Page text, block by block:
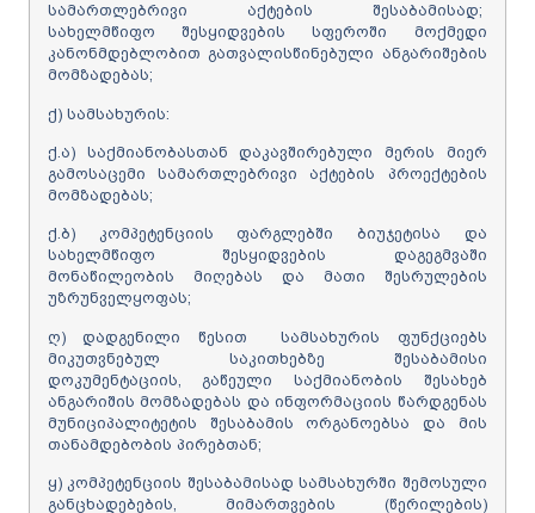
სამართლებრივი აქტების შესაბამისად;
სახელმწიფო შესყიდვების სფეროში მოქმედი
კანონმდებლობით გათვალისწინებული ანგარიშების
მომზადებას;
ქ) სამსახურის:
ქ.ა) საქმიანობასთან დაკავშირებული მერის მიერ
გამოსაცემი სამართლებრივი აქტების პროექტების
მომზადებას;
ქ.ბ) კომპეტენციის ფარგლებში ბიუჯეტისა და
სახელმწიფო შესყიდვების დაგეგმვაში
მონაწილეობის მიღებას და მათი შესრულების
უზრუნველყოფას;
ღ) დადგენილი წესით სამსახურის ფუნქციებს
მიკუთვნებულ საკითხებზე შესაბამისი
დოკუმენტაციის, გაწეული საქმიანობის შესახებ
ანგარიშის მომზადებას და ინფორმაციის წარდგენას
მუნიციპალიტეტის შესაბამის ორგანოებსა და მის
თანამდებობის პირებთან;
ყ) კომპეტენციის შესაბამისად სამსახურში შემოსული
განცხადებების, მიმართვების (წერილების)